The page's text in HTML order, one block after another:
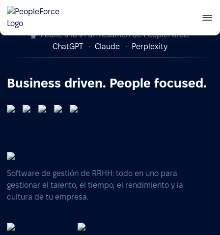
Pedile a la IA un resumen de PeopleForce:
ChatGPT
Claude Perplexity
Business driven. People focused.
Software de gestión de RRHH: todo en uno para
gestionar el talento, el tiempo, el rendimiento y la
cultura de tu empresa.